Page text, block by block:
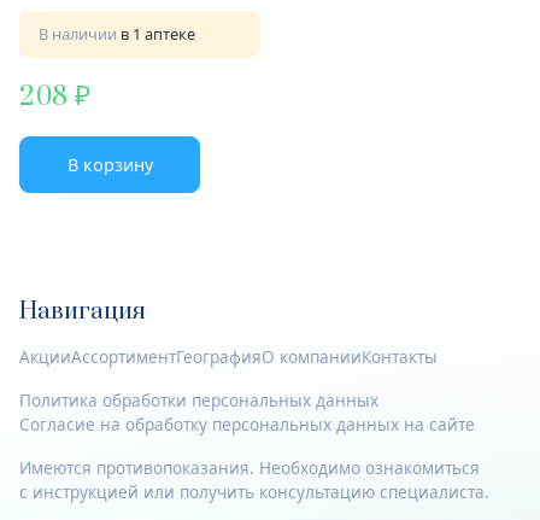
В наличии в 1 аптеке
208
В корзину
Навигация
АкцииАссортиментГеографияО компанииКонтакты
Политика обработки персональных данных
Согласие на обработку персональных данных на сайте
Имеются противопоказания. Необходимо ознакомиться
с инструкцией или получить консультацию специалиста.